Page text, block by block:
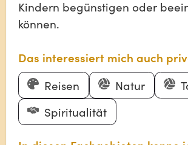
Kindern begünstigen oder
können.
Das interessiert mich auch
Reisen
Natur
Spiritualität